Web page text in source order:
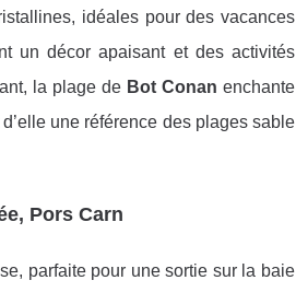
idéales pour des vacances
un décor apaisant et des activités
la plage de Bot Conan enchante
une référence des plages sable
Pors Carn
parfaite pour une sortie sur la baie